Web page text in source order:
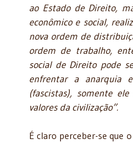
ao Estado de Direito,
econômico e social,
nova ordem de
ordem de trabalho,
social de Direito pode
enfrentar a anarquia
(fascistas), somente
valores da civilização”.
É claro perceber-se que